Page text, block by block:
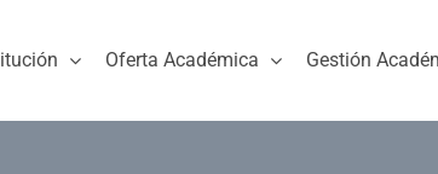
Oferta Académica Gestión